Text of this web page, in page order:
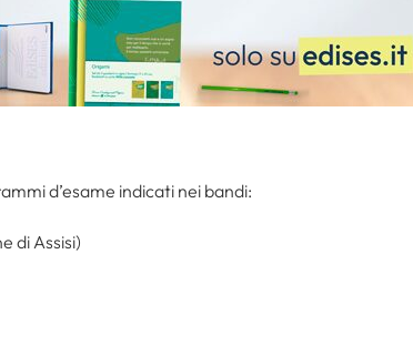
d’esame indicati nei bandi:
di Assisi)